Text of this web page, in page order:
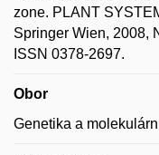
zone. PLANT
Springer Wien, 2008,
ISSN 0378-2697.
Obor
Genetika a